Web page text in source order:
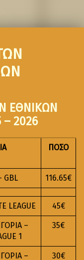
ΕΘΝΙΚΩΝ
– 2026
ΠΟΣΟ
116.65€
LEAGUE 45€
–
1
35€
–
30€